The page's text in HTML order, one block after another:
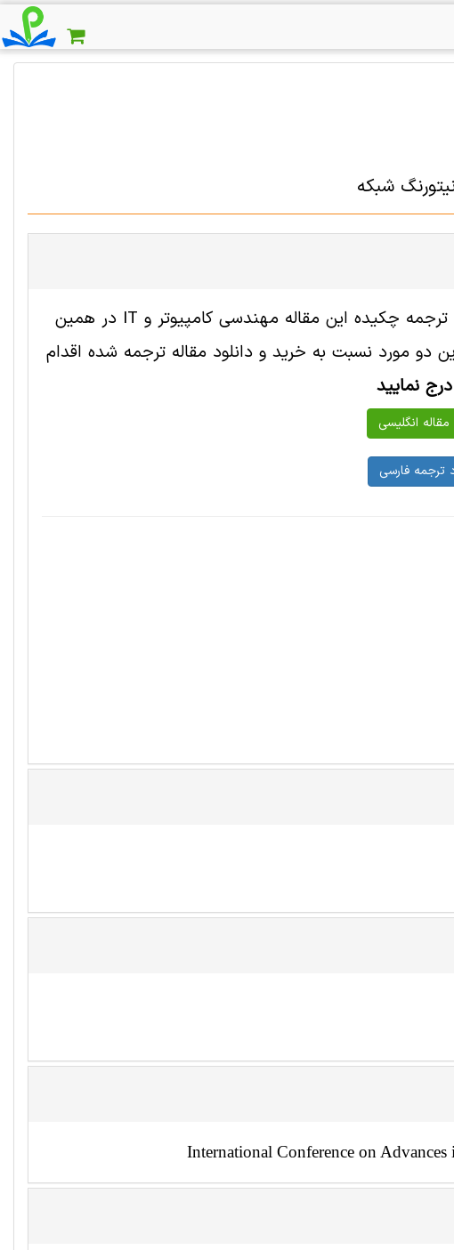
شبکه
فایل انگلیسی این مقاله با شناسه 2001333 رایگان است. ترجمه چکیده این مقاله مهندسی کامپیوتر و IT در همین
مورد نسبت به خرید و دانلود مقاله ترجمه شده اقدام
نمایید
International Conference on